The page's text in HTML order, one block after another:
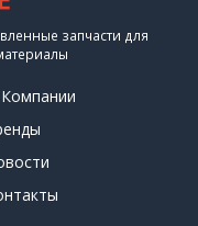
запчасти для